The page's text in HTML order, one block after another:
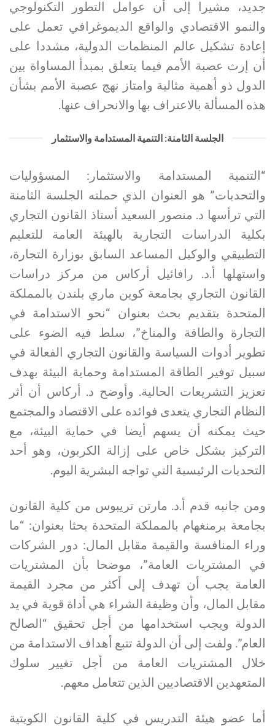
جديد، مشيرا إلى أن عوامل التطور التكنولوجي
والنمو الاقتصادي والواقع الديموغرافي تعمل على
إعادة تشكيل عالم المنظمات الدولية، مشددا على
أن إرث عصبة الأمم فيما يتعلق بمبدأ المساواة بين
الدول ذو أهمية مثالية وامتاز نهج عصبة الأمم بشأن
هذه المسألة بالاعتراف بها والانحراف عنها.
الجلسة الثامنة: التنمية المستدامة والاستثمار
“التنمية المستدامة والاستثمار: المسؤوليات
والتحديات” هو العنوان الذي حملته الجلسة الثامنة
التي ترأسها د. منصور السعيد أستاذ القانون التجاري
بكلية الدراسات التجارية بالهيئة العامة للتعليم
التطبيقي والوكيل المساعد السابق بوزارة التجارة،
واستهلها أ.د. رافائيل أركاس من مركز دراسات
القانون التجاري بجامعة كوين ماري بلندن بالمملكة
المتحدة بتقديم بحث بعنوان “نحو الاستدامة في
التجارة والطاقة والمناخ”، سلط فيه الضوء على
تطوير أدوات السياسة والقانون التجاري الفعالة في
سبيل توفير الطاقة المستدامة وحماية البيئة بهدف
تعزيز التشريعات الحالية. وأوضح د. أركاس أن أثر
النظام التجاري يتعدى فوائده على الاقتصاد والمجتمع
حيث يمكنه أن يسهم أيضا في حماية البيئة، مع
التركيز بشكل خاص على إزالة الكربون، وهو أحد
التحديات الرئيسية التي تواجه البشرية اليوم.
ومن جانبه قدم أ.د. مارتن تريبوس من كلية القانون
بجامعة برمنغهام بالمملكة المتحدة بحثا بعنوان: “ما
وراء المنافسة والقيمة مقابل المال: دور الشركات
في المشتريات العامة”، موضحا بأن المشتريات
العامة يجب أن تهدف إلى أكثر من مجرد القيمة
مقابل المال، وأن وظيفة الشراء هي أداة قوية في يد
الدولة ويجب استخدامها من أجل تحقيق “الصالح
العام”. ولفت إلى أن الدولة تتبع أهداف الاستدامة من
خلال المشتريات العامة من أجل تغيير سلوك
المتعهدين الاقتصاديين الذين تتعامل معهم.
أما عضو هيئة التدريس في كلية القانون الكويتية